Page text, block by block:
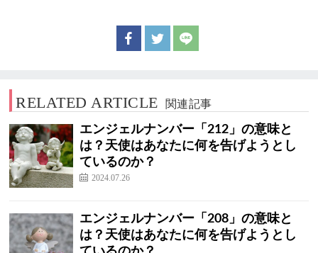
RELATED ARTICLE 関連記事
エンジェルナンバー「212」の意味と
は？天使はあなたに何を告げようとし
ているのか？
2024.07.26
エンジェルナンバー「208」の意味と
は？天使はあなたに何を告げようとし